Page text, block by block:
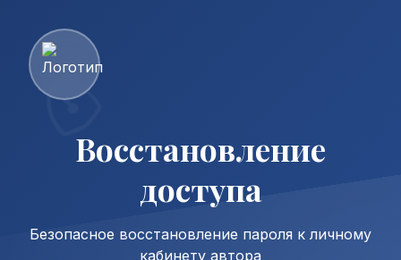
Восстановление
доступа
Безопасное восстановление пароля к личному
кабинету автора